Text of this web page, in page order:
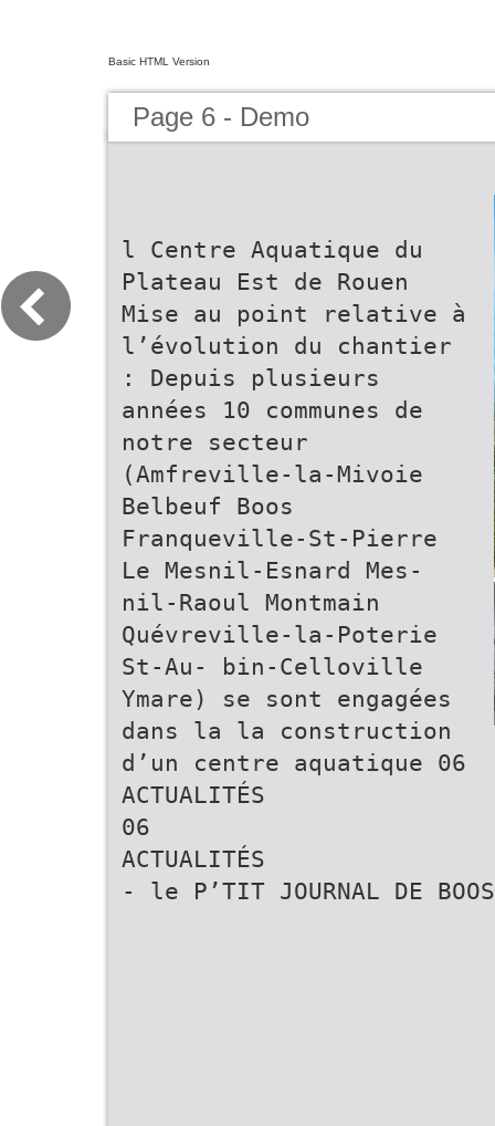
Basic HTML Version
Page 6 - Demo
l Centre Aquatique du
Plateau Est de Rouen
Mise au point relative à
l’évolution du chantier
: Depuis plusieurs
années 10 communes de
notre secteur
(Amfreville-la-Mivoie
Belbeuf Boos
Franqueville-St-Pierre
Le Mesnil-Esnard Mes-
nil-Raoul Montmain
Quévreville-la-Poterie
St-Au- bin-Celloville
Ymare) se sont engagées
dans la la construction
d’un centre aquatique 06
ACTUALITÉS
06
ACTUALITÉS
- le P’TIT JOURNAL DE BOOS